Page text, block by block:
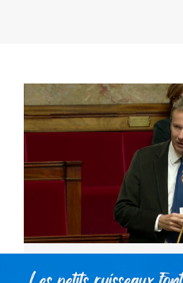
Intervention de